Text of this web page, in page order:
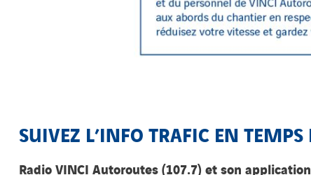
SUIVEZ L’INFO TRAFIC EN TEMPS
Radio VINCI Autoroutes (107.7) et son application